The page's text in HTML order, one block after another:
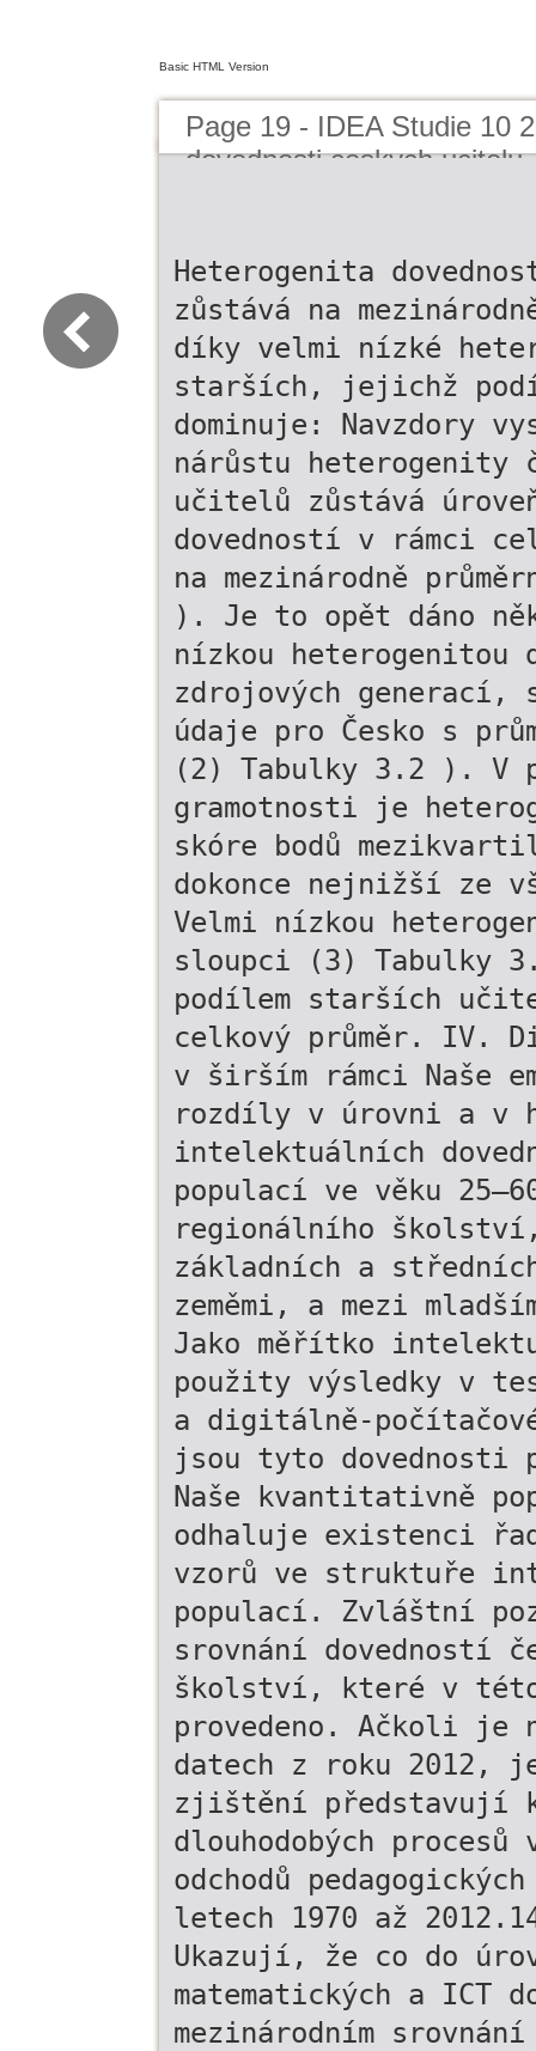
Basic HTML Version
Page 19 - IDEA Studie 10
dovednosti ceskych ucitelu
Heterogenita
zůstává na
díky velmi nízké
starších, jejichž
dominuje: Navzdory
nárůstu heterogenity
učitelů zůstává
dovedností v rámci
na mezinárodně
). Je to opět dáno
nízkou heterogenitou
zdrojových
údaje pro Česko s
(2) Tabulky 3.2 ). V
gramotnosti je
skóre bodů
dokonce nejnižší ze
Velmi nízkou
sloupci (3) Tabulky
podílem starších
celkový průměr. IV.
v širším rámci Naše
rozdíly v úrovni a v
intelektuálních
populací ve věku
regionálního
základních a
zeměmi, a mezi
Jako měřítko
použity výsledky v
a digitálně-
jsou tyto dovednosti
Naše kvantitativně
odhaluje existenci
vzorů ve struktuře
populací. Zvláštní
srovnání dovedností
školství, které v této
provedeno. Ačkoli je
datech z roku 2012,
zjištění představují
dlouhodobých
odchodů
letech 1970 až
Ukazují, že co do
matematických a
mezinárodním